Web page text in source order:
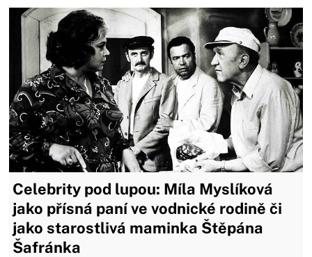
Celebrity pod lupou: Míla Myslíková
jako přísná paní ve vodnické rodině či
jako starostlivá maminka Štěpána
Šafránka